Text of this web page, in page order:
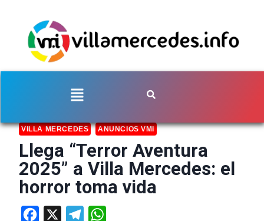
VILLA MERCEDES ANUNCIOS VMI
Llega “Terror Aventura
2025” a Villa Mercedes: el
horror toma vida
Facebook Telegram